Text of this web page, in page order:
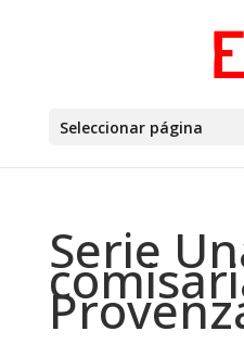
Seleccionar página
Serie